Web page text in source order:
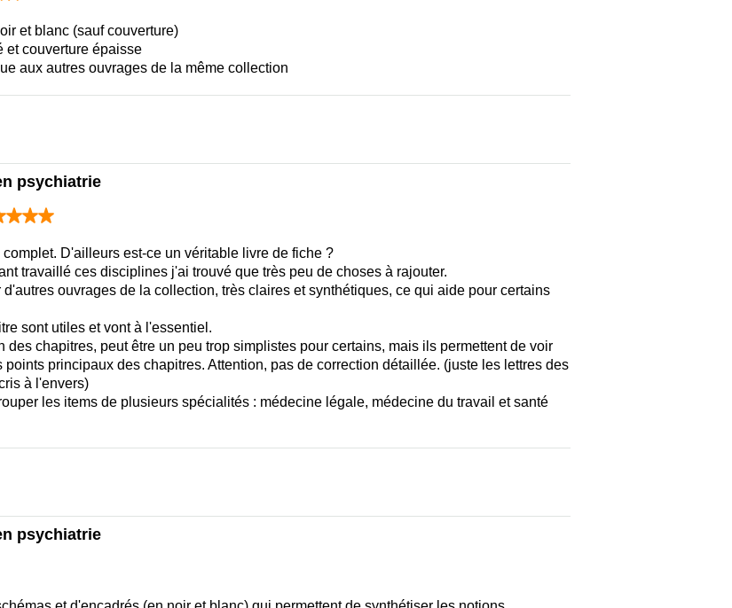
et blanc (sauf couverture)
et couverture épaisse
aux autres ouvrages de la même collection
psychiatrie
D'ailleurs est-ce un véritable livre de fiche ?
travaillé ces disciplines j'ai trouvé que très peu de choses à rajouter.
d'autres ouvrages de la collection, très claires et synthétiques, ce qui aide pour certains
sont utiles et vont à l'essentiel.
des chapitres, peut être un peu trop simplistes pour certains, mais ils permettent de voir
points principaux des chapitres. Attention, pas de correction détaillée. (juste les lettres des
à l'envers)
les items de plusieurs spécialités : médecine légale, médecine du travail et santé
psychiatrie